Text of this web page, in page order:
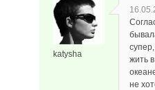
katysha
жить
не